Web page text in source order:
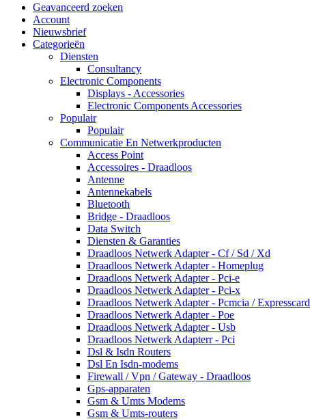
Geavanceerd zoeken
Account
Nieuwsbrief
Categorieën
Diensten
Consultancy
Electronic Components
Displays - Accessories
Electronic Components Accessories
Populair
Populair
Communicatie En Netwerkproducten
Access Point
Accessoires - Draadloos
Antenne
Antennekabels
Bluetooth
Bridge - Draadloos
Data Switch
Diensten & Garanties
Draadloos Netwerk Adapter - Cf / Sd / Xd
Draadloos Netwerk Adapter - Homeplug
Draadloos Netwerk Adapter - Pci-e
Draadloos Netwerk Adapter - Pci-x
Draadloos Netwerk Adapter - Pcmcia / Expresscard
Draadloos Netwerk Adapter - Poe
Draadloos Netwerk Adapter - Usb
Draadloos Netwerk Adapterr - Pci
Dsl & Isdn Routers
Dsl En Isdn-modems
Firewall / Vpn / Gateway - Draadloos
Gps-apparaten
Gsm & Umts Modems
Gsm & Umts-routers